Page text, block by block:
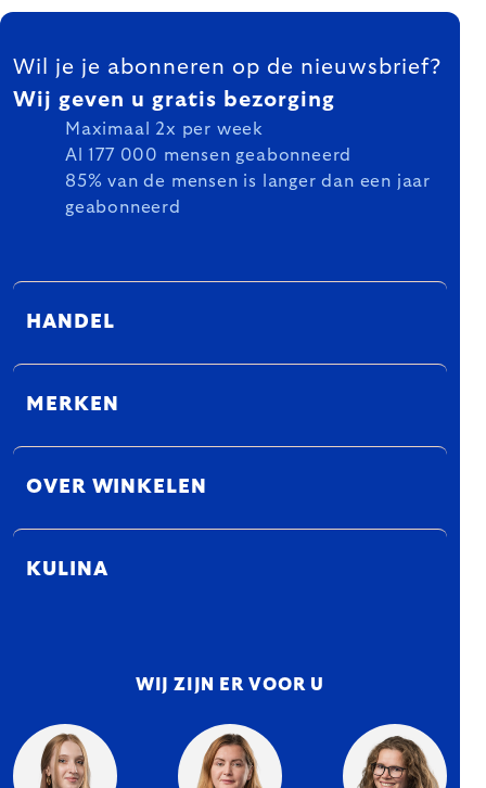
FOOTER
Wil je je abonneren op de nieuwsbrief?
Wij geven u gratis bezorging
Maximaal 2x per week
Al 177 000 mensen geabonneerd
85% van de mensen is langer dan een jaar
geabonneerd
HANDEL
MERKEN
OVER WINKELEN
KULINA
WIJ ZIJN ER VOOR U